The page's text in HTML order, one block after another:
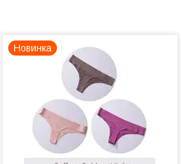
Новинка